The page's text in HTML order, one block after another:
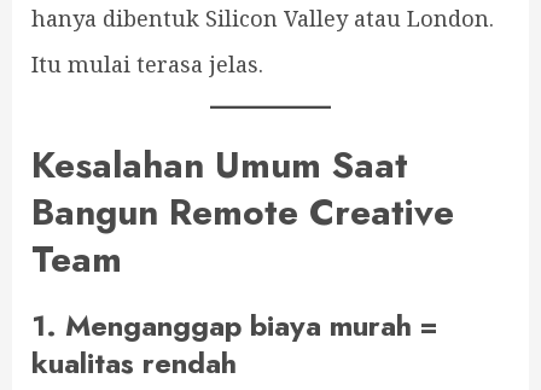
hanya dibentuk Silicon Valley atau London.
Itu mulai terasa jelas.
Kesalahan Umum Saat
Bangun Remote Creative
Team
1. Menganggap biaya murah =
kualitas rendah